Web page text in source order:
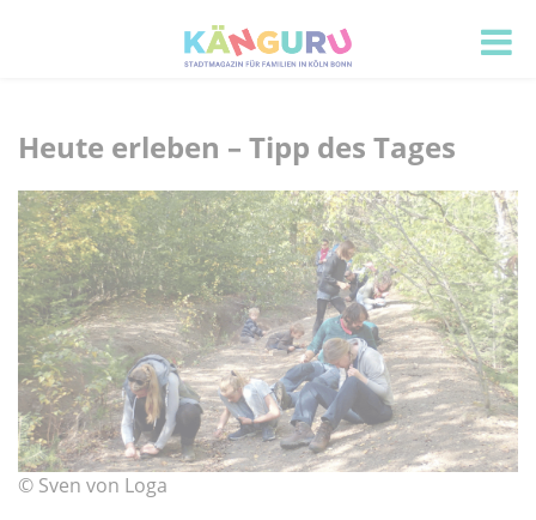
KÄNGURU
für
Familien
in
Köln
Bonn
Heute erleben – Tipp des Tages
© Sven von Loga